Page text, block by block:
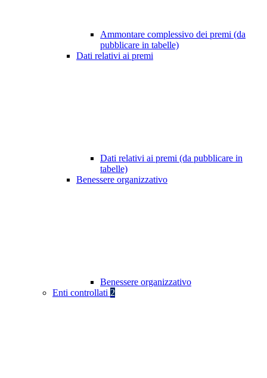
Ammontare complessivo dei premi (da
pubblicare in tabelle)
Dati relativi ai premi
Dati relativi ai premi (da pubblicare in
tabelle)
Benessere organizzativo
Benessere organizzativo
Enti controllati 2